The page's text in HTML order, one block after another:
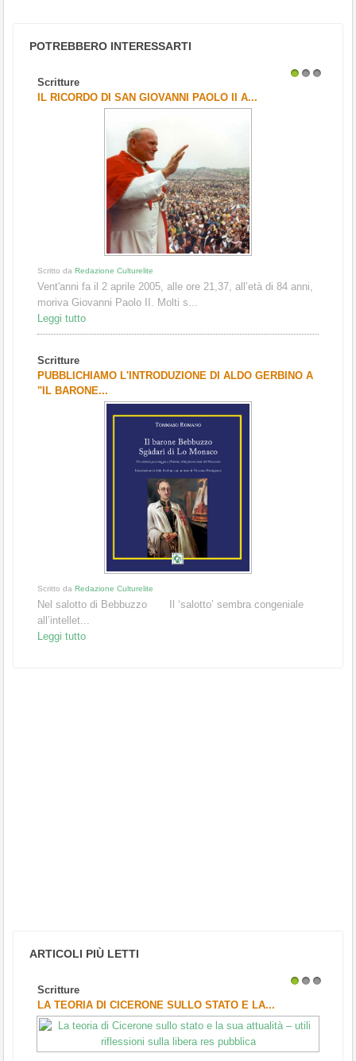
POTREBBERO INTERESSARTI
Scritture
IL RICORDO DI SAN GIOVANNI PAOLO II A...
Scritto da Redazione Culturelite
Vent'anni fa il 2 aprile 2005, alle ore 21,37, all’età di 84 anni,
moriva Giovanni Paolo II. Molti s...
Leggi tutto
Scritture
PUBBLICHIAMO L'INTRODUZIONE DI ALDO GERBINO A
"IL BARONE...
Scritto da Redazione Culturelite
Nel salotto di Bebbuzzo Il ‘salotto’ sembra congeniale
all’intellet...
Leggi tutto
ARTICOLI PIÙ LETTI
Scritture
LA TEORIA DI CICERONE SULLO STATO E LA...